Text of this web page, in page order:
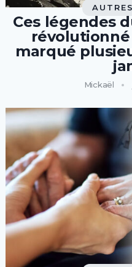
Ces légendes
marqué
Mickaël